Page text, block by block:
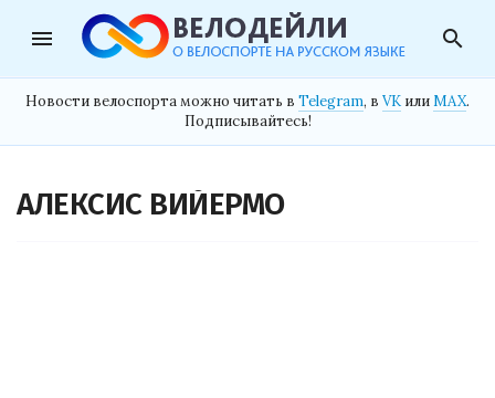
menu search
Новости велоспорта можно читать в Telegram, в VK илиMAX.
Подписывайтесь!
АЛЕКСИС ВИЙЕРМО